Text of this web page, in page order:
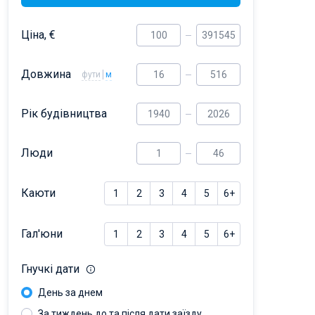
Ціна, €
Довжина фути м
Рік будівництва
Люди
Каюти 1 2 3 4 5 6+
Гал'юни 1 2 3 4 5 6+
Гнучкі дати
День за днем